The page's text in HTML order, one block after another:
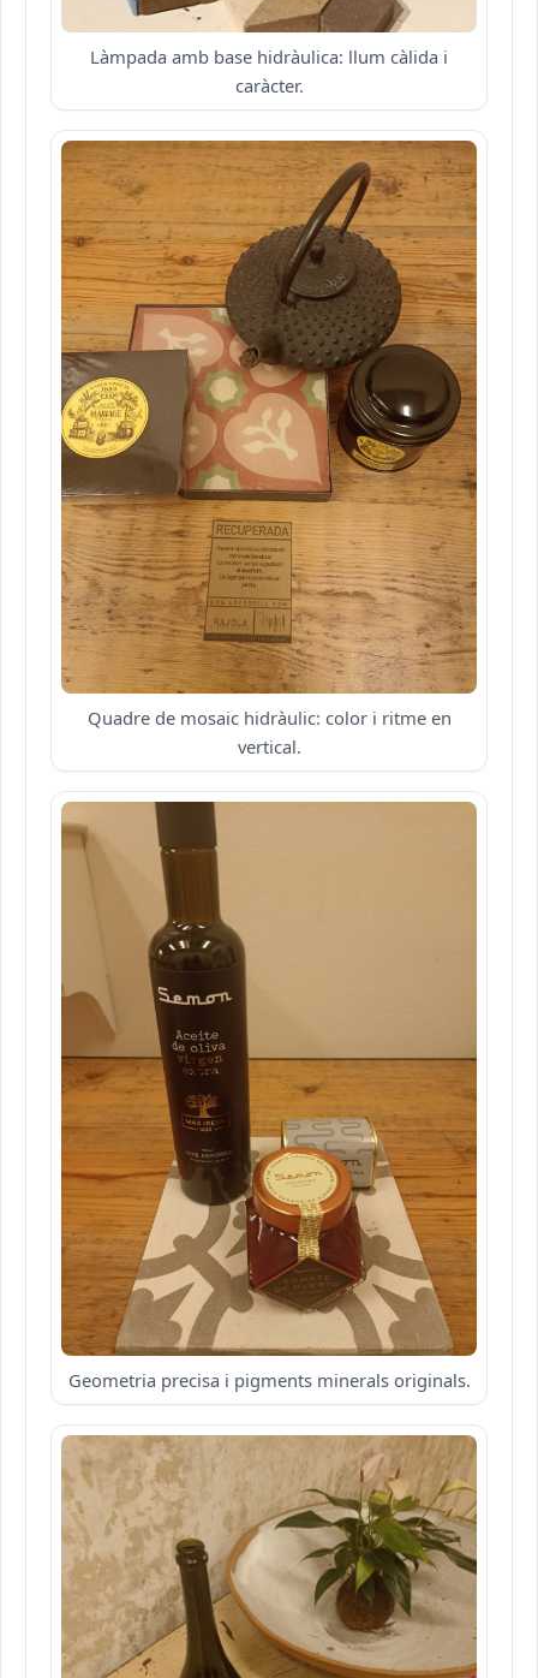
Làmpada amb base hidràulica: llum càlida i
caràcter.
Quadre de mosaic hidràulic: color i ritme en
vertical.
Geometria precisa i pigments minerals originals.